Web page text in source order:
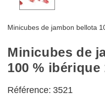
Minicubes de jambon bellota
Minicubes de
100 % ibérique
Référence: 3521